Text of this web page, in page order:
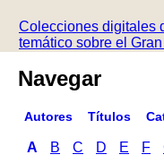
Colecciones digitales
temático sobre el
Navegar
Autores Títulos
A B C D E F